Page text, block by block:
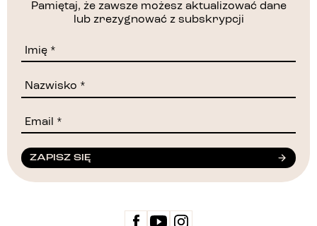
Pamiętaj, że zawsze możesz aktualizować dane
lub zrezygnować z subskrypcji
ZAPISZ SIĘ